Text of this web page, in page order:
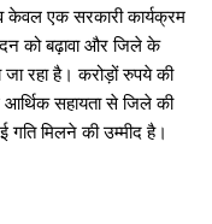
केवल एक सरकारी कार्यक्रम
को बढ़ावा और जिले के
जा रहा है। करोड़ों रुपये की
सहायता से जिले की
मिलने की उम्मीद है।